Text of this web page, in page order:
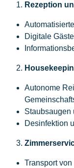
Rezeption
Digitale
Autonome
Staubsaugen
Desinfektion
Transport